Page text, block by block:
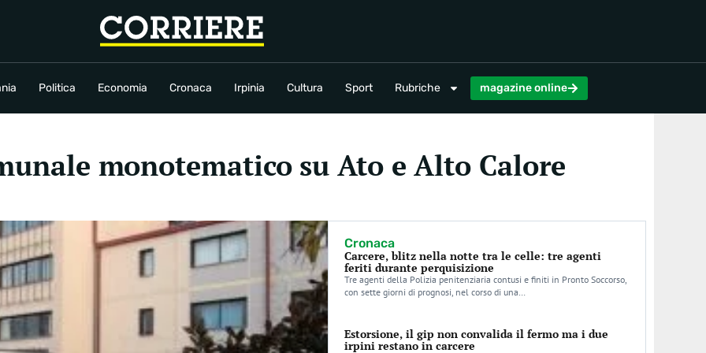
Politica Economia Cronaca Irpinia Cultura Sport Rubriche magazine online
Cronaca Irpinia Sport Rubriche
monotematico su Ato e Alto Calore
Cronaca
Carcere, blitz nella notte tra le celle: tre agenti
feriti durante perquisizione
Tre agenti della Polizia penitenziaria contusi e finiti in Pronto Soccorso,
con sette giorni di prognosi, nel corso di una…
Estorsione, il gip non convalida il fermo ma i due
irpini restano in carcere